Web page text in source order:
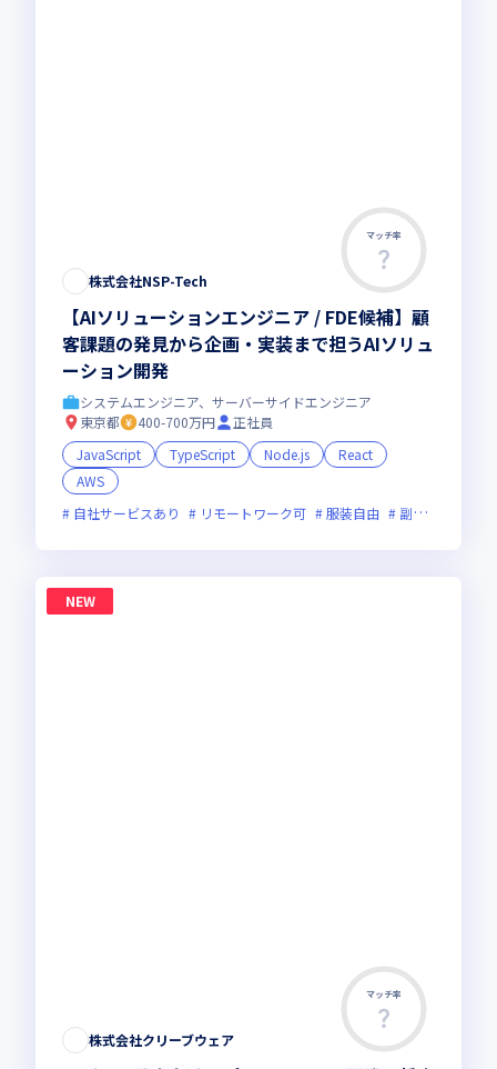
マッチ率
株式会社NSP-Tech
【AIソリューションエンジニア / FDE候補】顧
客課題の発見から企画・実装まで担うAIソリュ
ーション開発
システムエンジニア、サーバーサイドエンジニア
東京都
400-700万円
正社員
JavaScript
TypeScript Node.js
React
AWS
自社サービスあり
リモートワーク可 服装自由 副業可
NEW
マッチ率
株式会社クリーブウェア